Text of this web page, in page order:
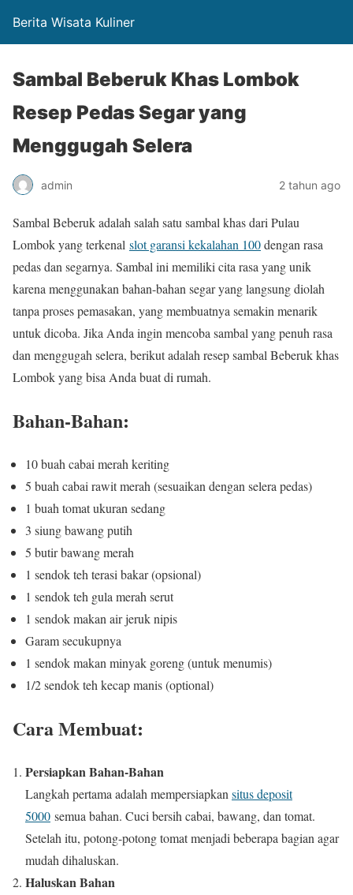
Berita Wisata Kuliner
Sambal Beberuk Khas Lombok
Resep Pedas Segar yang
Menggugah Selera
admin 2 tahun ago
Sambal Beberuk adalah salah satu sambal khas dari Pulau
Lombok yang terkenal slot garansi kekalahan 100dengan rasa
pedas dan segarnya. Sambal ini memiliki cita rasa yang unik
karena menggunakan bahan-bahan segar yang langsung diolah
tanpa proses pemasakan, yang membuatnya semakin menarik
untuk dicoba. Jika Anda ingin mencoba sambal yang penuh rasa
dan menggugah selera, berikut adalah resep sambal Beberuk khas
Lombok yang bisa Anda buat di rumah.
Bahan-Bahan:
10 buah cabai merah keriting
5 buah cabai rawit merah (sesuaikan dengan selera pedas)
1 buah tomat ukuran sedang
3 siung bawang putih
5 butir bawang merah
1 sendok teh terasi bakar (opsional)
1 sendok teh gula merah serut
1 sendok makan air jeruk nipis
Garam secukupnya
1 sendok makan minyak goreng (untuk menumis)
1/2 sendok teh kecap manis (optional)
Cara Membuat:
Persiapkan Bahan-Bahan
Langkah pertama adalah mempersiapkan situs deposit
5000 semua bahan. Cuci bersih cabai, bawang, dan tomat.
Setelah itu, potong-potong tomat menjadi beberapa bagian agar
mudah dihaluskan.
Haluskan Bahan